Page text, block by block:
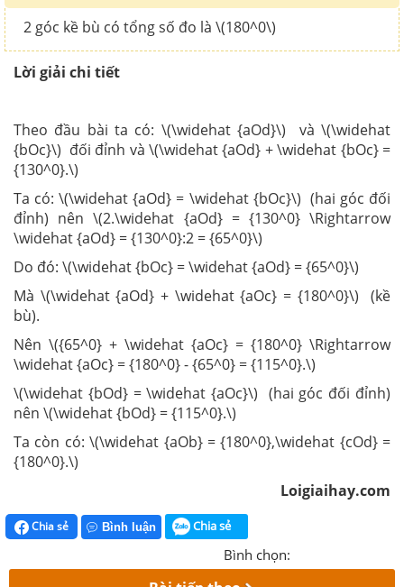
2 góc kề bù có tổng số đo là \(180^0\)
Lời giải chi tiết
Theo đầu bài ta có: \(\widehat {aOd}\) và \(\widehat
{bOc}\) đối đỉnh và \(\widehat {aOd} + \widehat {bOc} =
{130^0}.\)
Ta có: \(\widehat {aOd} = \widehat {bOc}\) (hai góc đối
đỉnh) nên \(2.\widehat {aOd} = {130^0} \Rightarrow
\widehat {aOd} = {130^0}:2 = {65^0}\)
Do đó: \(\widehat {bOc} = \widehat {aOd} = {65^0}\)
Mà \(\widehat {aOd} + \widehat {aOc} = {180^0}\) (kề
bù).
Nên \({65^0} + \widehat {aOc} = {180^0} \Rightarrow
\widehat {aOc} = {180^0} - {65^0} = {115^0}.\)
\(\widehat {bOd} = \widehat {aOc}\) (hai góc đối đỉnh)
nên \(\widehat {bOd} = {115^0}.\)
Ta còn có: \(\widehat {aOb} = {180^0},\widehat {cOd} =
{180^0}.\)
Loigiaihay.com
Chia sẻ Bình luận Chia sẻ
Bình chọn: